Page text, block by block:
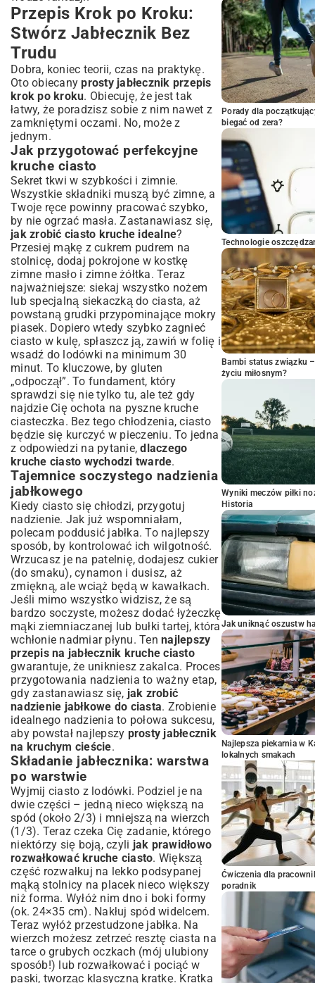
Przepis Krok po Kroku:
Stwórz Jabłecznik Bez
Trudu
Dobra, koniec teorii, czas na praktykę.
Oto obiecanyprosty jabłecznik przepis
krok po kroku. Obiecuję, że jest tak
łatwy, że poradzisz sobie z nim nawet z
zamkniętymi oczami. No, może z
jednym.
Jak przygotować perfekcyjne
kruche ciasto
Sekret tkwi w szybkości i zimnie.
Wszystkie składniki muszą być zimne, a
Twoje ręce powinny pracować szybko,
by nie ogrzać masła. Zastanawiasz się,
jak zrobić ciasto kruche idealne?
Przesiej mąkę z cukrem pudrem na
stolnicę, dodaj pokrojone w kostkę
zimne masło i zimne żółtka. Teraz
najważniejsze: siekaj wszystko nożem
lub specjalną siekaczką do ciasta, aż
powstaną grudki przypominające mokry
piasek. Dopiero wtedy szybko zagnieć
ciasto w kulę, spłaszcz ją, zawiń w folię i
wsadź do lodówki na minimum 30
minut. To kluczowe, by gluten
„odpoczął”. To fundament, który
sprawdzi się nie tylko tu, ale też gdy
najdzie Cię ochota na pyszne kruche
ciasteczka. Bez tego chłodzenia, ciasto
będzie się kurczyć w pieczeniu. To jedna
z odpowiedzi na pytanie,dlaczego
kruche ciasto wychodzi twarde.
Tajemnice soczystego nadzienia
jabłkowego
Kiedy ciasto się chłodzi, przygotuj
nadzienie. Jak już wspomniałam,
polecam poddusić jabłka. To najlepszy
sposób, by kontrolować ich wilgotność.
Wrzucasz je na patelnię, dodajesz cukier
(do smaku), cynamon i dusisz, aż
zmiękną, ale wciąż będą w kawałkach.
Jeśli mimo wszystko widzisz, że są
bardzo soczyste, możesz dodać łyżeczkę
mąki ziemniaczanej lub bułki tartej, która
wchłonie nadmiar płynu. Ten najlepszy
przepis na jabłecznik kruche ciasto
gwarantuje, że unikniesz zakalca. Proces
przygotowania nadzienia to ważny etap,
gdy zastanawiasz się, jak zrobić
nadzienie jabłkowe do ciasta. Zrobienie
idealnego nadzienia to połowa sukcesu,
aby powstał najlepszy prosty jabłecznik
na kruchym cieście.
Składanie jabłecznika: warstwa
po warstwie
Wyjmij ciasto z lodówki. Podziel je na
dwie części – jedną nieco większą na
spód (około 2/3) i mniejszą na wierzch
(1/3). Teraz czeka Cię zadanie, którego
niektórzy się boją, czyli jak prawidłowo
rozwałkować kruche ciasto. Większą
część rozwałkuj na lekko podsypanej
mąką stolnicy na placek nieco większy
niż forma. Wyłóż nim dno i boki formy
(ok. 24×35 cm). Nakłuj spód widelcem.
Teraz wyłóż przestudzone jabłka. Na
wierzch możesz zetrzeć resztę ciasta na
tarce o grubych oczkach (mój ulubiony
sposób!) lub rozwałkować i pociąć w
paski, tworząc klasyczną kratkę. Kratka
Porady dla
biegać od zera?
Technologie
Bambi status związku
życiu miłosnym?
Wyniki meczów piłki
Historia
Jak uniknąć oszustw
Najlepsza piekarnia w
lokalnych smakach
Ćwiczenia dla
poradnik